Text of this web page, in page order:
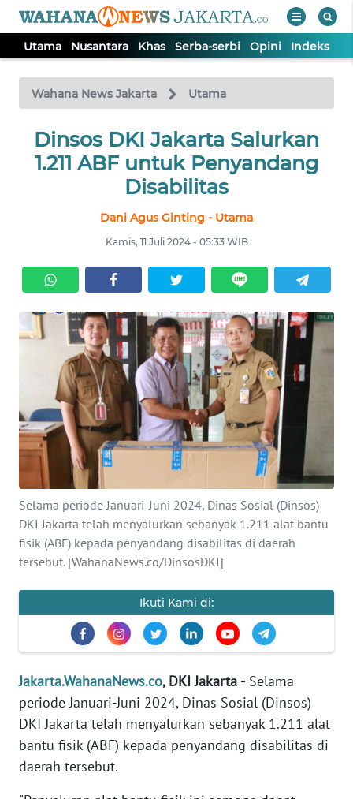
Utama Nusantara Khas Serba-serbi Opini Indeks
Wahana News Jakarta Utama
Dinsos DKI Jakarta Salurkan
1.211 ABF untuk Penyandang
Disabilitas
Dani Agus Ginting - Utama
Kamis, 11 Juli 2024 - 05:33 WIB
Selama periode Januari-Juni 2024, Dinas Sosial (Dinsos)
DKI Jakarta telah menyalurkan sebanyak 1.211 alat bantu
fisik (ABF) kepada penyandang disabilitas di daerah
tersebut. [WahanaNews.co/DinsosDKI]
Ikuti Kami di:
Jakarta.WahanaNews.co, DKI Jakarta -Selama
periode Januari-Juni 2024, Dinas Sosial (Dinsos)
DKI Jakarta telah menyalurkan sebanyak 1.211 alat
bantu fisik (ABF) kepada penyandang disabilitas di
daerah tersebut.
TV
Tutup
UTAMA
SERBA-
SERBI
OPINI
INDEKS
BERITA
KONTAK
KAMI
INFO
IKLAN
PEDOMAN
MEDIA
SIBER
REDAKSI
KARIR